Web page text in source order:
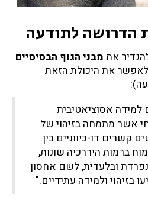
הדרושה לתודעה
אתמבני הגוף הבסיסיים
לאפשר את היכולת הזאת
אסוציאטיבית
אשר מתמחה בזיהוי של
קשרים דו-כיווניים בין
ברמות היררכיה שונות,
ובלעדית, לשם אחסון
בזיהוי ולמידה עתידיים."